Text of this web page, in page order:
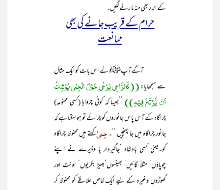
کے اندر بھی منہ ما رنے لگیں۔
حرام کے قریب جانے کی بھی
ممانعت
آگے آپﷺ نے اس بات کو ایک مثال
سے سمجھایا:((کَالرَّاعِی یَرْعٰی حَوْلَ الْحِمٰی یُوْشِکُ
اَنْ یَّرْتَعَ فِیْہِ)) ’’جیسا کہ کوئی چرواہا (کسی ممنوعہ)
چراگاہ کے آس پاس جانوروں کو چرائے تو ہو سکتا ہے کہ
جانور چراگاہ میں جا پہنچیں ‘‘۔حِمیٰکہتے ہیں محفوظ چراگاہ
کو۔یعنی کسی بادشاہ ‘جاگیردار یا وڈیرے نے اپنے
چوپاؤں‘ مثلاً گائیں‘ بھینسوں‘بھیڑ بکریوں‘ اونٹ اور
گھوڑوں وغیرہ کے لیے ایک خاص علاقے کو محفوظ کر